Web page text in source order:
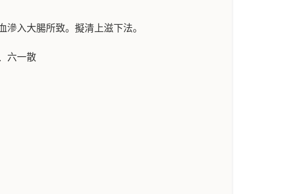
入大腸所致。擬清上滋下法。
一散